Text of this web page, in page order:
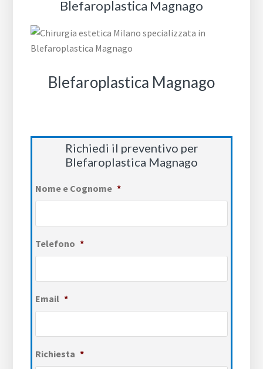
Blefaroplastica Magnago
Blefaroplastica Magnago
Richiedi il preventivo per
Blefaroplastica Magnago
Nome e Cognome *
Telefono *
Email *
Richiesta *